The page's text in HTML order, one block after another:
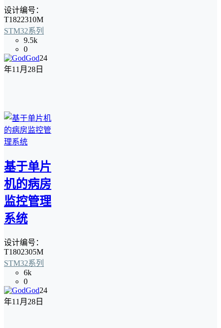
设计编号：
T1822310M
STM32系列
9.5k
0
God24
年11月28日
基于单片
机的病房
监控管理
系统
设计编号：
T1802305M
STM32系列
6k
0
God24
年11月28日